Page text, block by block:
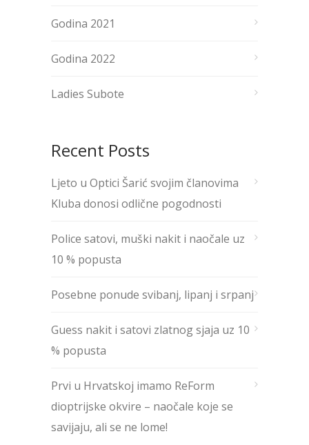
Godina 2021
Godina 2022
Ladies Subote
Recent Posts
Ljeto u Optici Šarić svojim članovima
Kluba donosi odlične pogodnosti
Police satovi, muški nakit i naočale uz
10 % popusta
Posebne ponude svibanj, lipanj i srpanj
Guess nakit i satovi zlatnog sjaja uz 10
% popusta
Prvi u Hrvatskoj imamo ReForm
dioptrijske okvire – naočale koje se
savijaju, ali se ne lome!